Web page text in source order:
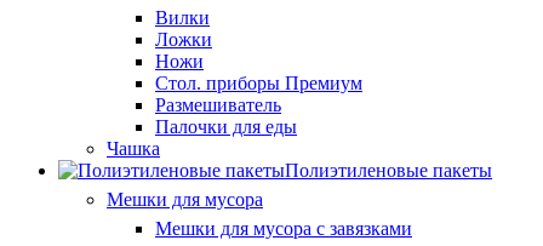
Вилки
Ложки
Ножи
Стол. приборы Премиум
Размешиватель
Палочки для еды
Чашка
Полиэтиленовые пакеты
Мешки для мусора
Мешки для мусора с завязками